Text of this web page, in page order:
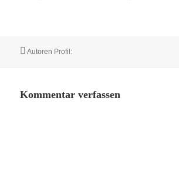
Autor
Autoren Profil:
Kommentar verfassen